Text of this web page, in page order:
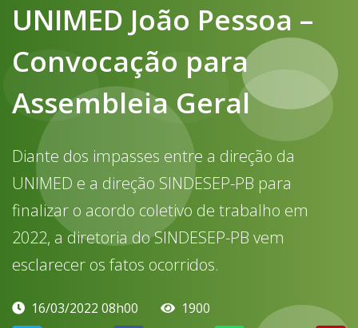
UNIMED João Pessoa –
Convocação para
Assembleia Geral
Diante dos impasses entre a direção da
UNIMED e a direção SINDESEP-PB para
finalizar o acordo coletivo de trabalho em
2022, a diretoria do SINDESEP-PB vem
esclarecer os fatos ocorridos.
16/03/2022 08h00 1900